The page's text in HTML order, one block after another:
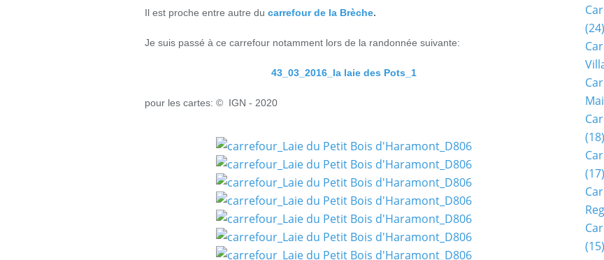
Il est proche entre autre du carrefour de la Brèche.
Je suis passé à ce carrefour notamment lors de la randonnée suivante:
43_03_2016_la laie des Pots_1
pour les cartes: © IGN - 2020
(24)
(18)
(17)
(15)